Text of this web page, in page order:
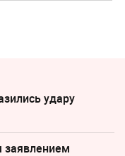
удару